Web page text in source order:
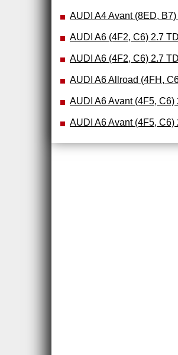
AUDI A4 Avant (8ED,
AUDI A6 (4F2, C6) 2.7 TDI
AUDI A6 (4F2, C6) 2.7
AUDI A6 Allroad (4FH,
AUDI A6 Avant (4F5, C6)
AUDI A6 Avant (4F5, C6)